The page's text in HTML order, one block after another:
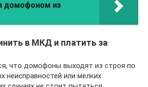
домофоном из
в МКД и платить за
что домофоны выходят из строя по
неисправностей или мелких